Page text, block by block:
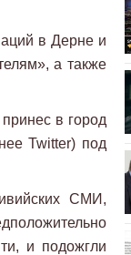
в Дерне и
а также
в город
Twitter) под
СМИ,
и подожгли